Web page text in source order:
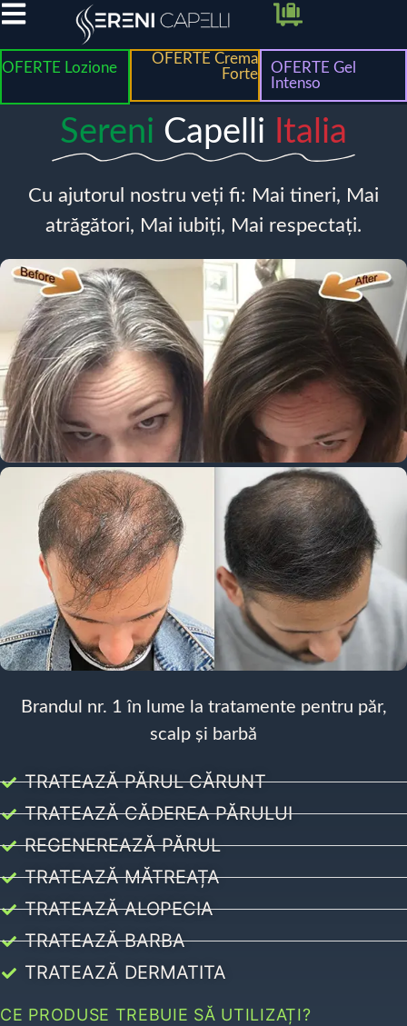
OFERTE Lozione
OFERTE Crema
Forte
OFERTE Gel
Intenso
Sereni Capelli Italia
Cu ajutorul nostru veți fi: Mai tineri, Mai
atrăgători, Mai iubiți, Mai respectați.
Brandul nr. 1 în lume la tratamente pentru păr,
scalp și barbă
TRATEAZĂ PĂRUL CĂRUNT
TRATEAZĂ CĂDEREA PĂRULUI
REGENEREAZĂ PĂRUL
TRATEAZĂ MĂTREAȚA
TRATEAZĂ ALOPECIA
TRATEAZĂ BARBA
TRATEAZĂ DERMATITA
CE PRODUSE TREBUIE SĂ UTILIZAȚI?